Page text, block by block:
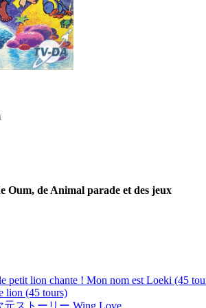
Oum, de Animal parade et des jeux
petit lion chante ! Mon nom est Loeki (45
lion (45 tours)